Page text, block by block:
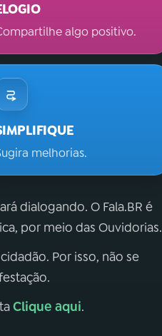
algo positivo.
melhorias.
dialogando. O Fala.BR é
por meio das Ouvidorias.
Por isso, não se
Clique aqui.